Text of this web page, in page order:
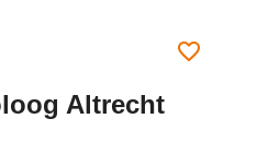
Altrecht